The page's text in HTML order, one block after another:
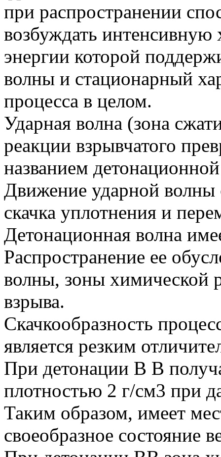
при распространении
возбуждать
энергии которой
волны и стационарный
процесса в целом.
Ударная волна (зона
реакции взрывчатого
названием
Движение ударной волны
скачка уплотнения и
Детонационная волна
Распространение ее
волны, зоны химической
взрыва.
Скачкообразность
является резким
При детонации В В
плотностью 2 г/см3 при
Таким образом, имеет
своеобразное состояние